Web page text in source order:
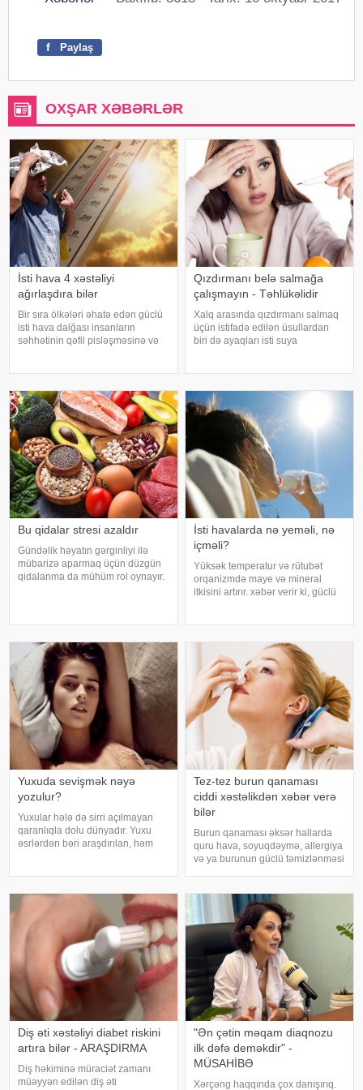
f Paylaş
OXŞAR XƏBƏRLƏR
İsti hava 4 xəstəliyi
ağırlaşdıra bilər
Bir sıra ölkələri əhatə edən güclü
isti hava dalğası insanların
səhhətinin qəfil pisləşməsinə və
günvurma riski yaratmır. xarici
mediay
Qızdırmanı belə salmağa
çalışmayın - Təhlükəlidir
Xalq arasında qızdırmanı salmaq
üçün istifadə edilən üsullardan
biri də ayaqları isti suya
ağırlaşdıra bilər. xəbər verir ki,
yüksə
Bu qidalar stresi azaldır
Gündəlik həyatın gərginliyi ilə
mübarizə aparmaq üçün düzgün
qidalanma da mühüm rol oynayır.
təsirlərini azaltmağa kömək edə
bilər
İsti havalarda nə yeməli, nə
içməli?
Yüksək temperatur və rütubət
orqanizmdə maye və mineral
itkisini artırır. xəbər verir ki, güclü
ürəkbulanma kimi hallara səbəb
Yuxuda sevişmək nəyə
yozulur?
Yuxular hələ də sirri açılmayan
qaranlıqla dolu dünyadır. Yuxu
əsrlərdən bəri araşdırılan, həm
rəngarəng yuxular bəzən də
cinsəlikl
Tez-tez burun qanaması
ciddi xəstəlikdən xəbər verə
bilər
Burun qanaması əksər hallarda
quru hava, soyuqdəymə, allergiya
və ya burunun güclü təmizlənməsi
tez-tez təkrarlanır, çox olursa və
ya çətin dayanırsa, mütlə
Diş əti xəstəliyi diabet riskini
artıra bilər - ARAŞDIRMA
Diş həkiminə müraciət zamanı
müəyyən edilən diş əti
"Ən çətin məqam diaqnozu
ilk dəfə deməkdir" -
MÜSAHİBƏ
Xərçəng haqqında çox danışırıq.